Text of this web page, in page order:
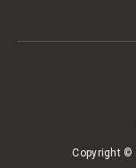
Copyright ©